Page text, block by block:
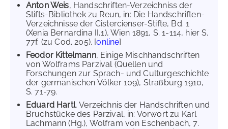
Anton Weis, Handschriften-Verzeichniss der
Stifts-Bibliothek zu Reun, in: Die Handschriften-
Verzeichnisse der Cistercienser-Stifte, Bd. 1
(Xenia Bernardina II,1), Wien 1891, S. 1-114, hier S.
77f. (zu Cod. 205). [online]
Feodor Kittelmann, Einige Mischhandschriften
von Wolframs Parzival (Quellen und
Forschungen zur Sprach- und Culturgeschichte
der germanischen Völker 109), Straßburg 1910,
S. 71-79.
Eduard Hartl, Verzeichnis der Handschriften und
Bruchstücke des Parzival, in: Vorwort zu Karl
Lachmann (Hg.), Wolfram von Eschenbach, 7.